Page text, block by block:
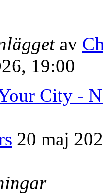
av
19:00
City -
20 maj